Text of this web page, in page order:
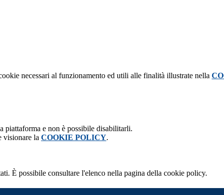
necessari al funzionamento ed utili alle finalità illustrate nella
piattaforma e non è possibile disabilitarli.
visionare la COOKIE POLICY.
È possibile consultare l'elenco nella pagina della cookie policy.